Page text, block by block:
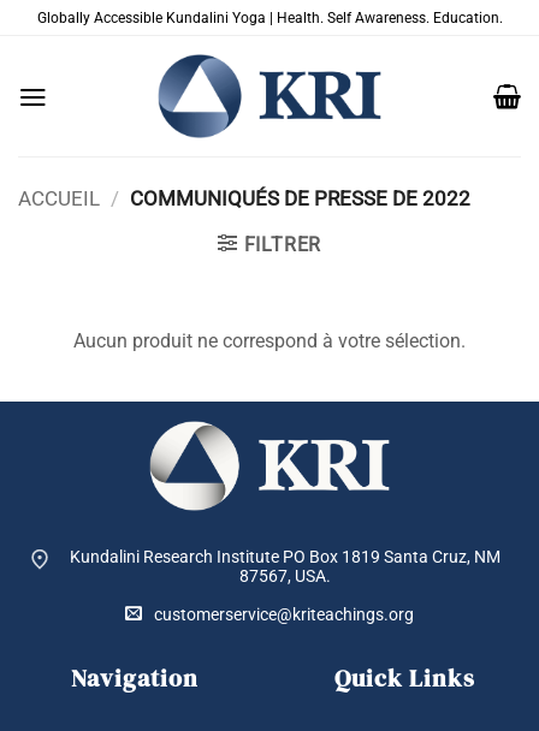
PasserGlobally Accessible Kundalini Yoga | Health. Self Awareness. Education.
ACCUEIL / COMMUNIQUÉS DE PRESSE DE 2022
FILTRER
Aucun produit ne correspond à votre sélection.
Kundalini Research Institute PO Box 1819 Santa Cruz, NM
87567, USA.
customerservice@kriteachings.org
Navigation Quick Links